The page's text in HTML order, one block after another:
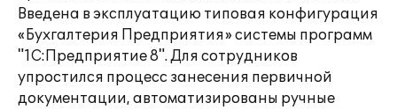
Введена в эксплуатацию типовая конфигурация
«Бухгалтерия Предприятия» системы программ
"1С:Предприятие 8". Для сотрудников
упростился процесс занесения первичной
документации, автоматизированы ручные